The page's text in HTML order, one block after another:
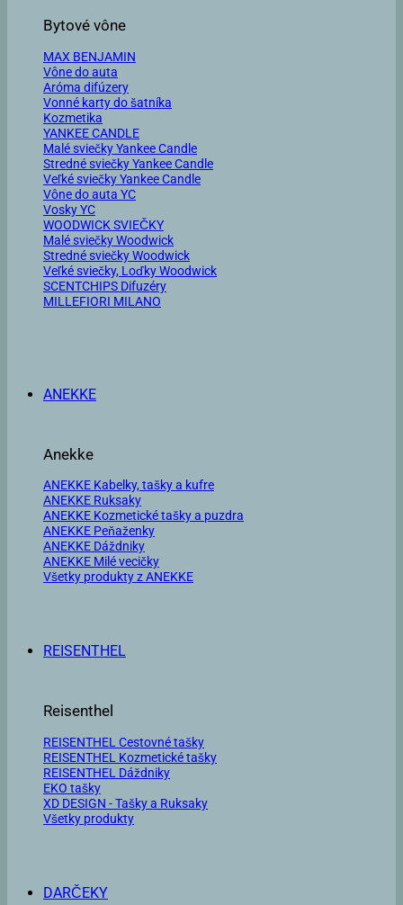
Bytové vône
MAX BENJAMIN
Vône do auta
Aróma difúzery
Vonné karty do šatníka
Kozmetika
YANKEE CANDLE
Malé sviečky Yankee Candle
Stredné sviečky Yankee Candle
Veľké sviečky Yankee Candle
Vône do auta YC
Vosky YC
WOODWICK SVIEČKY
Malé sviečky Woodwick
Stredné sviečky Woodwick
Veľké sviečky, Loďky Woodwick
SCENTCHIPS Difuzéry
MILLEFIORI MILANO
ANEKKE
Anekke
ANEKKE Kabelky, tašky a kufre
ANEKKE Ruksaky
ANEKKE Kozmetické tašky a puzdra
ANEKKE Peňaženky
ANEKKE Dáždniky
ANEKKE Milé vecičky
Všetky produkty z ANEKKE
REISENTHEL
Reisenthel
REISENTHEL Cestovné tašky
REISENTHEL Kozmetické tašky
REISENTHEL Dáždniky
EKO tašky
XD DESIGN - Tašky a Ruksaky
Všetky produkty
DARČEKY